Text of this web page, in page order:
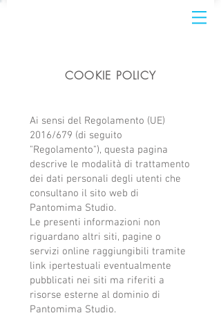
COOKIE POLICY
Ai sensi del Regolamento (UE)
2016/679 (di seguito
"Regolamento"), questa pagina
descrive le modalità di trattamento
dei dati personali degli utenti che
consultano il sito web di
Pantomima Studio.
Le presenti informazioni non
riguardano altri siti, pagine o
servizi online raggiungibili tramite
link ipertestuali eventualmente
pubblicati nei siti ma riferiti a
risorse esterne al dominio di
Pantomima Studio.